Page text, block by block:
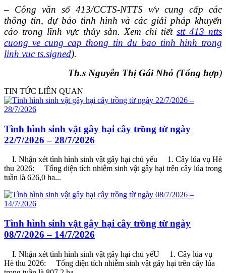
– Công văn số 413/CCTS-NTTS v/v cung cấp các
thông tin, dự báo tình hình và các giải pháp khuyến
cáo trong lĩnh vực thủy sản. Xem chi tiết stt 413 ntts
cuong ve cung cap thong tin du bao tinh hinh trong
linh vuc ts.signed).
Th.s Nguyễn Thị Gái Nhỏ (Tổng hợp)
TIN TỨC LIÊN QUAN
Tình hình sinh vật gây hại cây trồng từ ngày
22/7/2026 – 28/7/2026
I. Nhận xét tình hình sinh vật gây hại chủ yếu 1. Cây lúa vụ Hè
thu 2026: Tổng diện tích nhiễm sinh vật gây hại trên cây lúa trong
tuần là 626,0 ha...
Tình hình sinh vật gây hại cây trồng từ ngày
08/7/2026 – 14/7/2026
I. Nhận xét tình hình sinh vật gây hại chủ yếU 1. Cây lúa vụ
Hè thu 2026: Tổng diện tích nhiễm sinh vật gây hại trên cây lúa